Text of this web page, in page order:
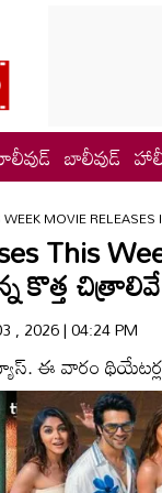
బాలీవుడ్
WEEK MOVIE
This
కొత్త
, 2026 | 04:24 PM
ఈ వారం